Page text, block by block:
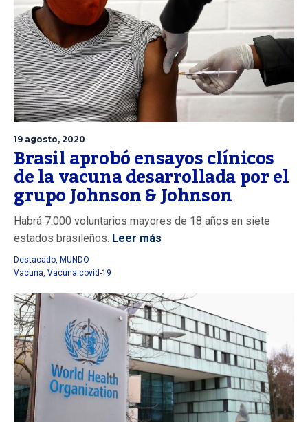
19 agosto, 2020
Brasil aprobó ensayos clínicos
de la vacuna desarrollada por el
grupo Johnson & Johnson
Habrá 7.000 voluntarios mayores de 18 años en siete
estados brasileños. Leer más
Destacado, MUNDO
Vacuna, Vacuna covid-19